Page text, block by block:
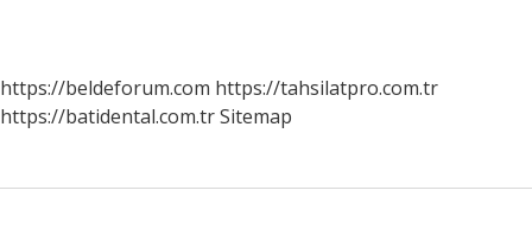
https://beldeforum.com https://tahsilatpro.com.tr
https://batidental.com.trSitemap